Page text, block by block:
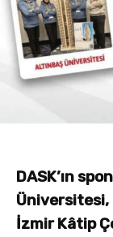
DASK’ın
Üniversitesi,
İzmir Kâtip